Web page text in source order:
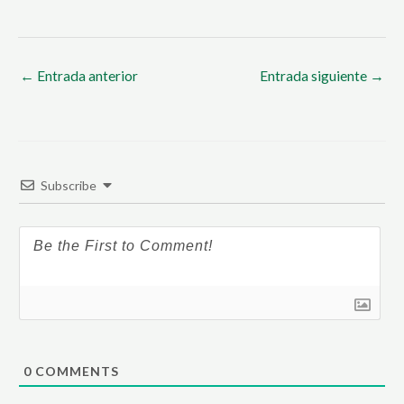
← Entrada anterior Entrada siguiente →
Subscribe
0 COMMENTS